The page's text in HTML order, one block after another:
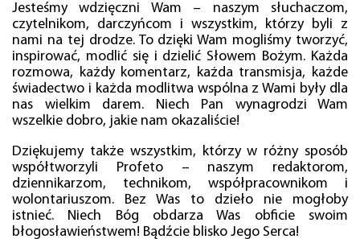
Jesteśmy wdzięczni Wam – naszym słuchaczom,
czytelnikom, darczyńcom i wszystkim, którzy byli z
nami na tej drodze. To dzięki Wam mogliśmy tworzyć,
inspirować, modlić się i dzielić Słowem Bożym. Każda
rozmowa, każdy komentarz, każda transmisja, każde
świadectwo i każda modlitwa wspólna z Wami były dla
nas wielkim darem. Niech Pan wynagrodzi Wam
wszelkie dobro, jakie nam okazaliście!
Dziękujemy także wszystkim, którzy w różny sposób
współtworzyli Profeto – naszym redaktorom,
dziennikarzom, technikom, współpracownikom i
wolontariuszom. Bez Was to dzieło nie mogłoby
istnieć. Niech Bóg obdarza Was obficie swoim
błogosławieństwem! Bądźcie blisko Jego Serca!